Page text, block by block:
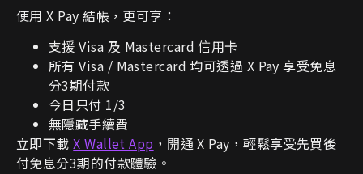
使用 X Pay 結帳，更可享：
支援 Visa 及 Mastercard 信用卡
所有 Visa / Mastercard 均可透過 X Pay 享受免息
分3期付款
今日只付 1/3
無隱藏手續費
立即下載X Wallet App ，開通 X Pay，輕鬆享受先買後
付免息分3期的付款體驗。